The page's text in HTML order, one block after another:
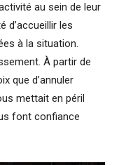
au sein de leur
d’accueillir les
à la situation.
À partir de
que d’annuler
mettait en péril
font confiance